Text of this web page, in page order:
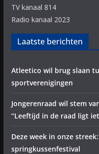
TV kanaal 814
Radio kanaal 2023
Laatste berichten
Atleetico wil brug slaan
sportverenigingen
Jongerenraad wil stem
“Leeftijd in de raad ligt
Deze week in onze
springkussenfestival